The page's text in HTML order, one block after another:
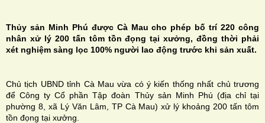
Thủy sản Minh Phú được Cà Mau cho phép bố trí 220 công
nhân xử lý 200 tấn tôm tồn đọng tại xưởng, đồng thời phải
xét nghiệm sàng lọc 100% người lao động trước khi sản xuất.
Chủ tịch UBND tỉnh Cà Mau vừa có ý kiến thống nhất chủ trương
để Công ty Cổ phần Tập đoàn Thủy sản Minh Phú (địa chỉ tại
phường 8, xã Lý Văn Lâm, TP Cà Mau) xử lý khoảng 200 tấn tôm
tồn đọng tại xưởng.